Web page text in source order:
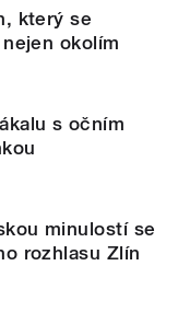
který se
okolím
s očním
minulostí se
rozhlasu Zlín